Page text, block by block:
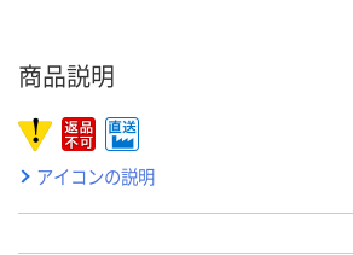
商品説明
アイコンの説明